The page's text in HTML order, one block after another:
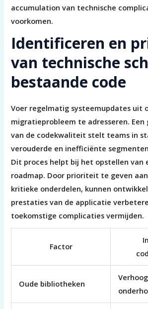
accumulation van technische
voorkomen.
Identificeren en
van technische
bestaande code
Voer regelmatig systeemupdates uit
migratieprobleem te adresseren. Een
van de codekwaliteit stelt teams in
verouderde en inefficiënte
Dit proces helpt bij het opstellen van
roadmap. Door prioriteit te geven
kritieke onderdelen, kunnen
prestaties van de applicatie
toekomstige complicaties vermijden.
Factor
Oude bibliotheken